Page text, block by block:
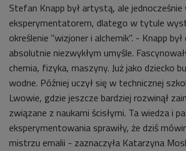
Stefan Knapp był artystą, ale jednocześnie
eksperymentatorem, dlatego w tytule
określenie "wizjoner i alchemik". - Knapp
absolutnie niezwykłym umyśle.
chemia, fizyka, maszyny. Już jako dziecko
wodne. Później uczył się w technicznej
Lwowie, gdzie jeszcze bardziej rozwinął
związane z naukami ścisłymi. Ta wiedza i
eksperymentowania sprawiły, że dziś
mistrzu emalii - zaznaczyła Katarzyna